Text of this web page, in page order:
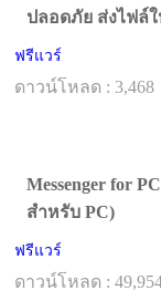
ปลอดภัย ส่งไฟล์
ฟรีแวร์
ดาวน์โหลด : 3,468
Messenger for
สำหรับ PC)
ฟรีแวร์
ดาวน์โหลด :